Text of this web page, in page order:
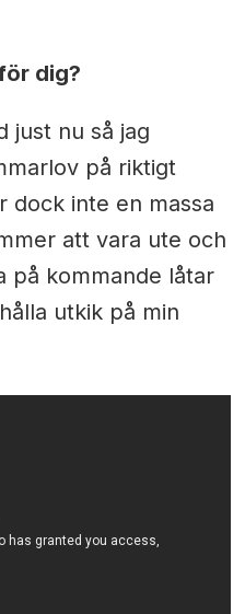
dig?
just nu så jag
på riktigt
dock inte en massa
att vara ute och
på kommande låtar
utkik på min